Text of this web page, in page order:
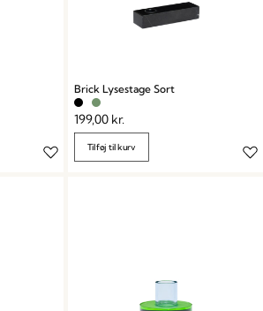
Brick Lysestage Sort
199,00 kr.
Tilføj til kurv